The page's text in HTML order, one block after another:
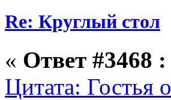
Re: Круглый стол
« Ответ #3468 :
Цитата: Гостья